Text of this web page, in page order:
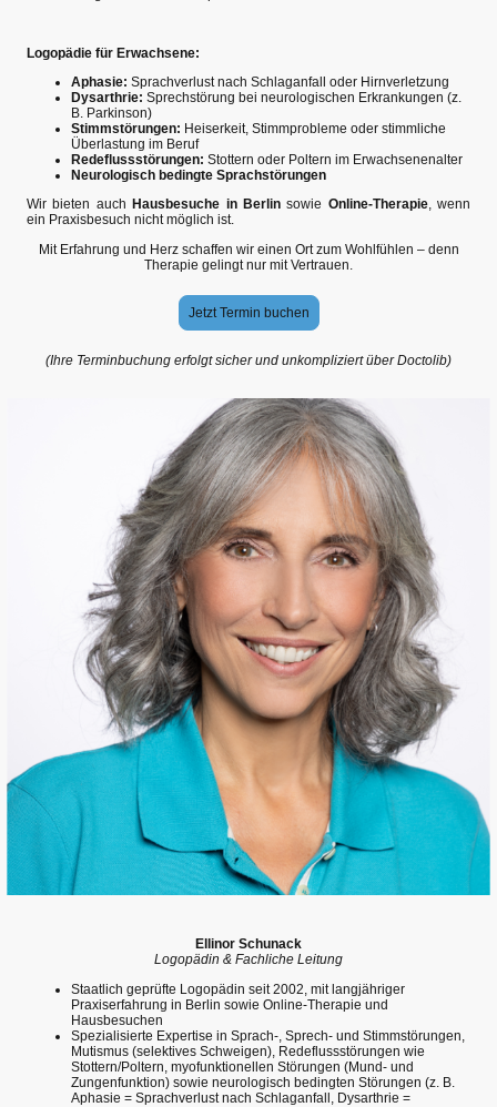
Logopädie für Erwachsene:
Aphasie: Sprachverlust nach Schlaganfall oder Hirnverletzung
Dysarthrie: Sprechstörung bei neurologischen Erkrankungen (z.
B. Parkinson)
Stimmstörungen: Heiserkeit, Stimmprobleme oder stimmliche
Überlastung im Beruf
Redeflussstörungen: Stottern oder Poltern im Erwachsenenalter
Neurologisch bedingte Sprachstörungen
Wir bieten auch Hausbesuche in Berlinsowie Online-Therapie, wenn
ein Praxisbesuch nicht möglich ist.
Mit Erfahrung und Herz schaffen wir einen Ort zum Wohlfühlen – denn
Therapie gelingt nur mit Vertrauen.
Jetzt Termin buchen
(Ihre Terminbuchung erfolgt sicher und unkompliziert über Doctolib)
Ellinor Schunack
Logopädin & Fachliche Leitung
Staatlich geprüfte Logopädin seit 2002, mit langjähriger
Praxiserfahrung in Berlin sowie Online-Therapie und
Hausbesuchen
Spezialisierte Expertise in Sprach-, Sprech- und Stimmstörungen,
Mutismus (selektives Schweigen), Redeflussstörungen wie
Stottern/Poltern, myofunktionellen Störungen (Mund- und
Zungenfunktion) sowie neurologisch bedingten Störungen (z. B.
Aphasie = Sprachverlust nach Schlaganfall, Dysarthrie =